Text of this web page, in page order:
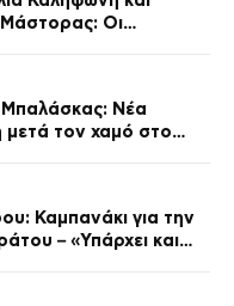
Οι
Νέα
μετά τον χαμό στο
Καμπανάκι για την
– «Υπάρχει και